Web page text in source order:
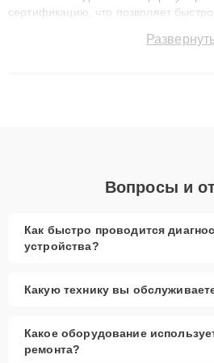
сертификацию, что позволяет
до 3 лет. Наши мастера решают
Вопросы и
Как быстро проводится
устройства?
Какую технику вы
Какое оборудование
ремонта?